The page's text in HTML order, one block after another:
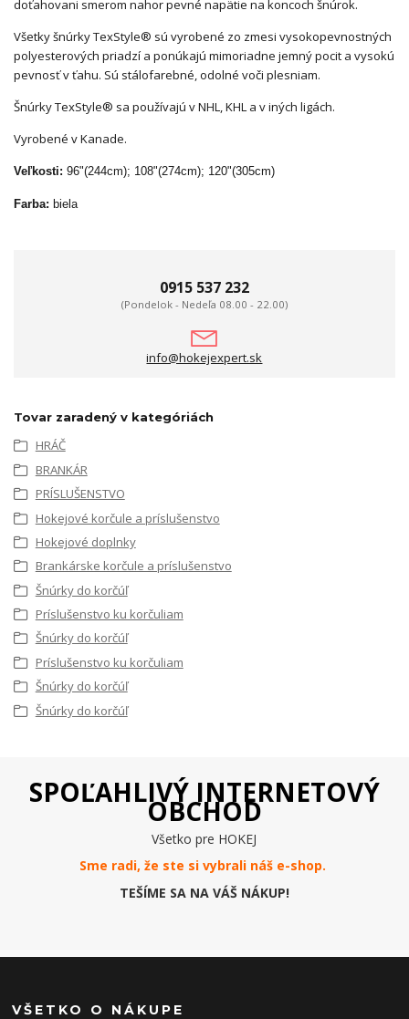
doťahovani smerom nahor pevné napätie na koncoch šnúrok.
Všetky šnúrky TexStyle® sú vyrobené zo zmesi vysokopevnostných
polyesterových priadzí a ponúkajú mimoriadne jemný pocit a vysokú
pevnosť v ťahu. Sú stálofarebné, odolné voči plesniam.
Šnúrky TexStyle® sa používajú v NHL, KHL a v iných ligách.
Vyrobené v Kanade.
Veľkosti: 96"(244cm); 108"(274cm); 120"(305cm)
Farba: biela
0915 537 232
(Pondelok - Nedeľa 08.00 - 22.00)
info@hokejexpert.sk
Tovar zaradený v kategóriách
HRÁČ
BRANKÁR
PRÍSLUŠENSTVO
Hokejové korčule a príslušenstvo
Hokejové doplnky
Brankárske korčule a príslušenstvo
Šnúrky do korčúľ
Príslušenstvo ku korčuliam
Šnúrky do korčúľ
Príslušenstvo ku korčuliam
Šnúrky do korčúľ
Šnúrky do korčúľ
SPOĽAHLIVÝ INTERNETOVÝ
OBCHOD
Všetko pre HOKEJ
Sme radi, že ste si vybrali náš e-shop.
TEŠÍME SA NA VÁŠ NÁKUP!
VŠETKO O NÁKUPE